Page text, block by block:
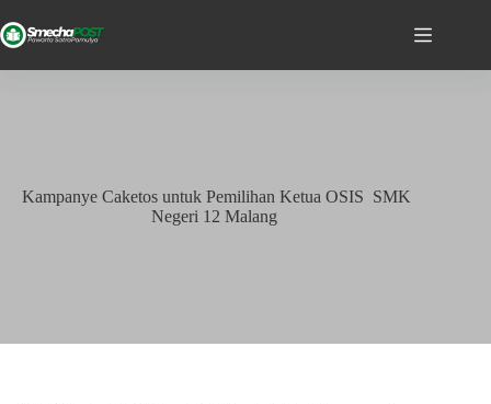
Kampanye Caketos untuk Pemilihan Ketua OSIS SMK
Negeri 12 Malang